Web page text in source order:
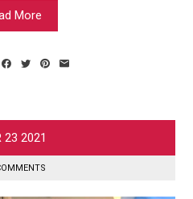
More
23 2021